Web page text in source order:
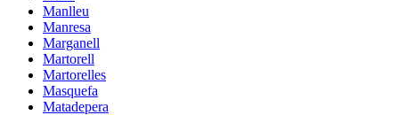
Manlleu
Manresa
Marganell
Martorell
Martorelles
Masquefa
Matadepera